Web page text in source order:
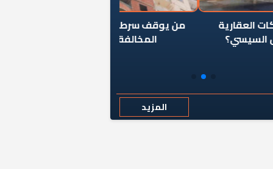
يوقف سرطان الأبراج السكنية
المخالفة ياحكومة؟
المزيد